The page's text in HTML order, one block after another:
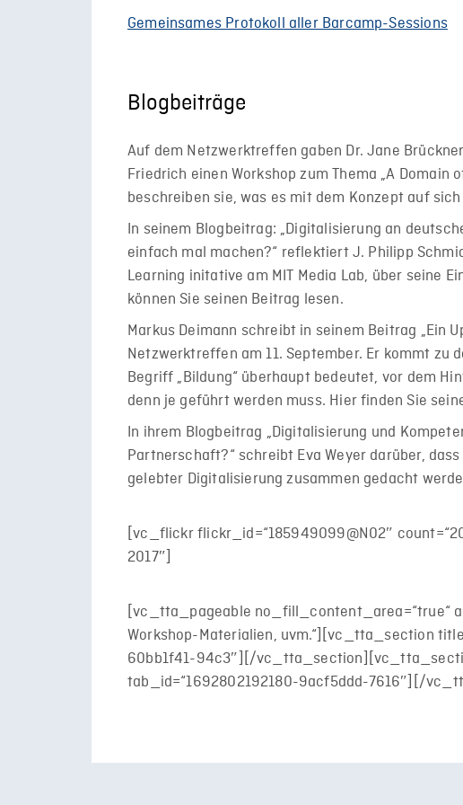
Gemeinsames Protokoll aller Barcamp-Sessions
Blogbeiträge
Auf dem Netzwerktreffen gaben Dr. Jane
Friedrich einen Workshop zum Thema „A Domain
beschreiben sie, was es mit dem Konzept auf
In seinem Blogbeitrag: „Digitalisierung an
einfach mal machen?“ reflektiert J. Philipp
Learning initative am MIT Media Lab, über seine
können Sie seinen Beitrag lesen.
Markus Deimann schreibt in seinem Beitrag „Ein
Netzwerktreffen am 11. September. Er kommt zu
Begriff „Bildung“ überhaupt bedeutet, vor dem
denn je geführt werden muss. Hier finden Sie
In ihrem Blogbeitrag „Digitalisierung und
Partnerschaft?“ schreibt Eva Weyer darüber,
gelebter Digitalisierung zusammen gedacht
[vc_flickr flickr_id=“185949099@N02″
2017″]
[vc_tta_pageable no_fill_content_area=“true“
Workshop-Materialien, uvm.“][vc_tta_section
60bb1f41-94c3″][/
tab_id=“1692802192180-9acf5ddd-7616″][/